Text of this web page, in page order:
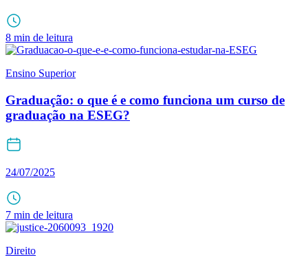
8 min de leitura
Ensino Superior
Graduação: o que é e como funciona um curso de
graduação na ESEG?
24/07/2025
7 min de leitura
Direito